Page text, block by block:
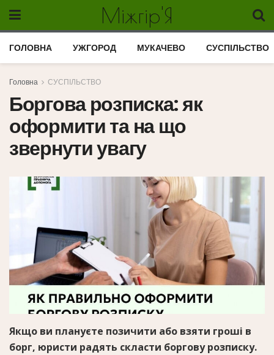
Міжгір'Я
ГОЛОВНА УЖГОРОД МУКАЧЕВО СУСПІЛЬСТВО
Головна СУСПІЛЬСТВО
Боргова розписка: як
оформити та на що
звернути увагу
Якщо ви плануєте позичити або взяти гроші в
борг, юристи радять скласти боргову розписку.